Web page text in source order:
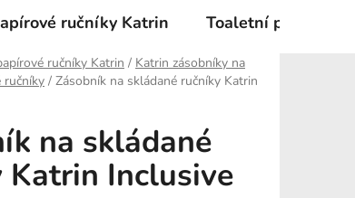
KOŠÍK
ručníky Katrin Toaletní papír
ručníky Katrin / Katrin zásobníky na
ručníky / Zásobník na skládané ručníky Katrin
na skládané
Katrin Inclusive